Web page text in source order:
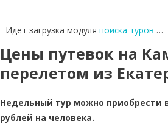
Идет загрузка модуля поиска туров …
Цены путевок на
перелетом из
Недельный тур можно приобрести
рублей на человека.